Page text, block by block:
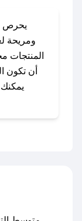
للحصول
مع صحصح،
يحرص
ومريحة
أن تكون